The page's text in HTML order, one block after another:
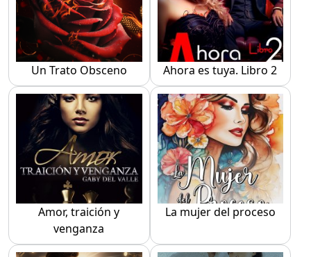
Un Trato Obsceno Ahora es tuya. Libro 2
Amor, traición y
venganza
La mujer del proceso